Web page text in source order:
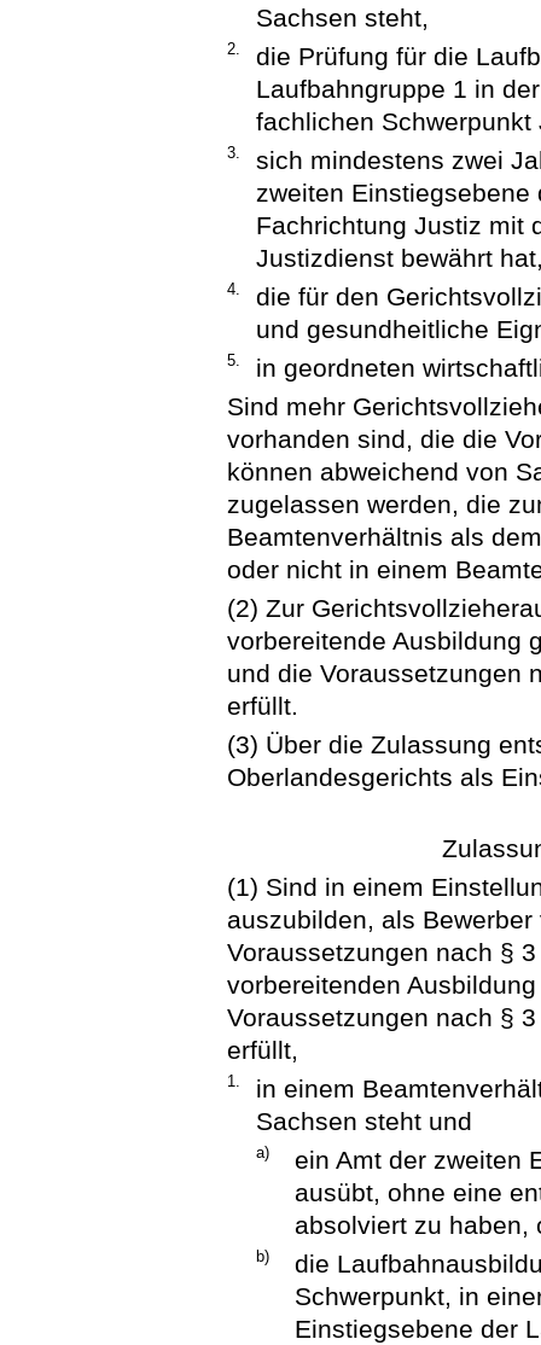
Sachsen steht,
2.
die Prüfung für die
Laufbahngruppe 1 in
fachlichen
3.
sich mindestens zwei
zweiten
Fachrichtung Justiz mit
Justizdienst bewährt
4.
die für den
und gesundheitliche
5.
in geordneten
Sind mehr
vorhanden sind, die die
können abweichend von
zugelassen werden, die
Beamtenverhältnis als
oder nicht in einem
(2) Zur
vorbereitende Ausbildung
und die Voraussetzungen
erfüllt.
(3) Über die Zulassung
Oberlandesgerichts als
(1) Sind in einem
auszubilden, als
Voraussetzungen nach §
vorbereitenden
Voraussetzungen nach §
erfüllt,
1.
in einem
Sachsen steht und
a)
ein Amt der zweiten
ausübt, ohne eine
absolviert zu haben,
b)
die
Schwerpunkt, in
Einstiegsebene der